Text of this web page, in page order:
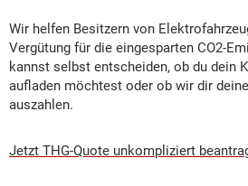
Wir helfen Besitzern von
Vergütung für die eingesparten CO2-
kannst selbst entscheiden, ob du dein
aufladen möchtest oder ob wir dir
auszahlen.
Jetzt THG-Quote unkompliziert